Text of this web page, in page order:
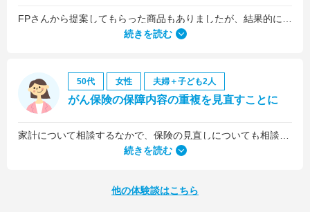
続きを読む
50代 女性 夫婦＋子ども2人
がん保険の保障内容の重複を見直すことに
続きを読む
他の体験談はこちら